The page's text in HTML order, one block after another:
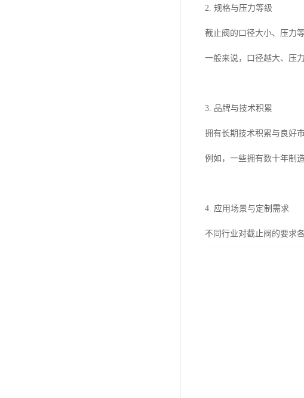
2. 规格与压力等级
截止阀的口径大小、压力
一般来说，口径越大、压
3. 品牌与技术积累
拥有长期技术积累与良好
例如，一些拥有数十年制
4. 应用场景与定制需求
不同行业对截止阀的要求各